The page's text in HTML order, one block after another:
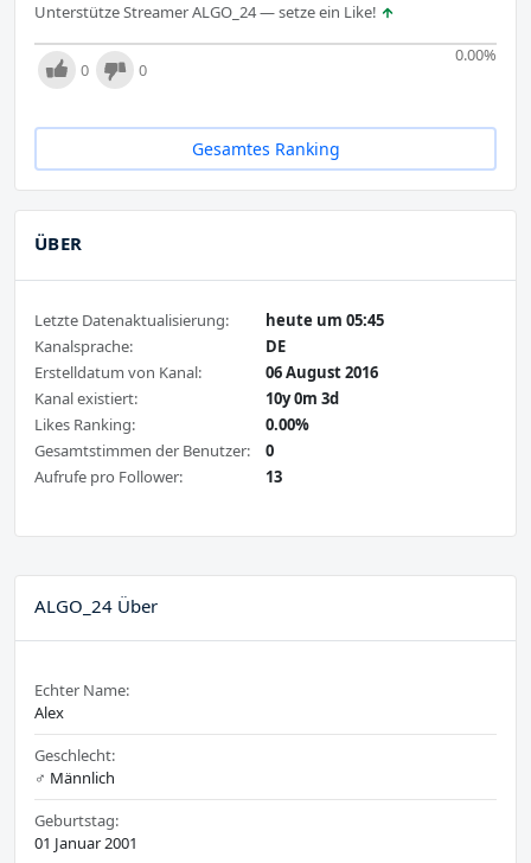
Unterstütze Streamer ALGO_24 — setze ein Like!
0.00%
0 0
Gesamtes Ranking
ÜBER
Letzte Datenaktualisierung:
heute um 05:45
Kanalsprache:
DE
Erstelldatum von Kanal:
06 August 2016
Kanal existiert:
10y 0m 3d
Likes Ranking:
0.00%
Gesamtstimmen der Benutzer:
0
Aufrufe pro Follower:
13
ALGO_24 Über
Echter Name:
Alex
Geschlecht:
♂️ Männlich
Geburtstag:
01 Januar 2001